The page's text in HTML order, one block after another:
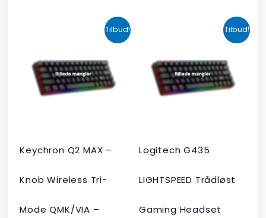
Tilbud!
Keychron Q2 MAX –
Knob Wireless Tri-
Mode QMK/VIA –
oprindelige
pris
var:
kr. 2.190,00.
Den
aktuelle
pris
er:
kr. 1.465,00.
Tilbud!
Logitech G435
LIGHTSPEED Trådløst
Gaming Headset
oprindelige
pris
var:
kr. 599,00.
aktuelle
pris
er:
kr. 399,00.